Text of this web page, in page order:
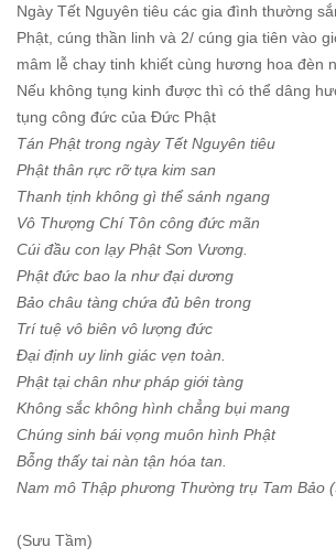
Ngày Tết Nguyên tiêu các gia đình thường
Phật, cúng thần linh và 2/ cúng gia tiên vào
mâm lễ chay tinh khiết cùng hương hoa đèn
Nếu không tụng kinh được thì có thể dâng
tụng công đức của Đức Phật
Tán Phật trong ngày Tết Nguyên tiêu
Phật thân rực rỡ tựa kim san
Thanh tịnh không gì thể sánh ngang
Vô Thượng Chí Tôn công đức mãn
Cúi đầu con lạy Phật Sơn Vương.
Phật đức bao la như đại dương
Bảo châu tàng chứa đủ bên trong
Trí tuệ vô biên vô lượng đức
Đại định uy linh giác vẹn toàn.
Phật tại chân như pháp giới tàng
Không sắc không hình chẳng bụi mang
Chúng sinh bái vọng muôn hình Phật
Bỗng thấy tai nàn tận hóa tan.
Nam mô Thập phương Thường trụ Tam Bảo
(Sưu Tầm)